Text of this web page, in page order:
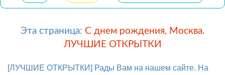
Эта страница: С днем рождения, Москва.
ЛУЧШИЕ ОТКРЫТКИ
[ЛУЧШИЕ ОТКРЫТКИ] Рады Вам на нашем сайте. На